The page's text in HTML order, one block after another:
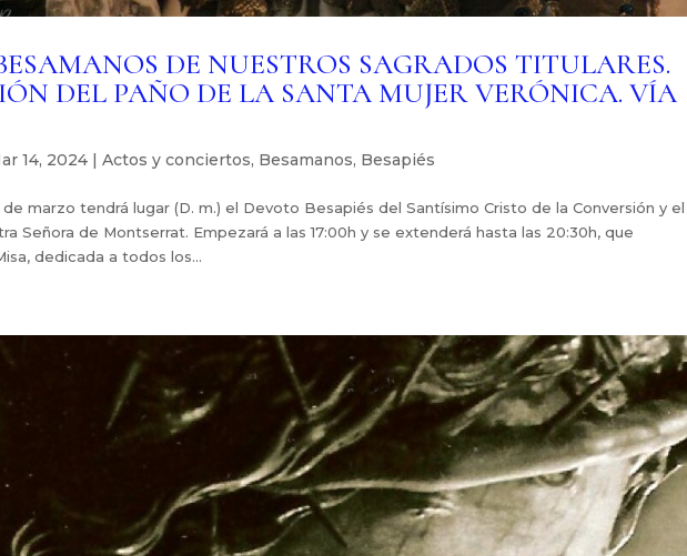
DE NUESTROS SAGRADOS TITULARES.
DEL PAÑO DE LA SANTA MUJER VERÓNICA. VÍA
14, 2024 |Actos y conciertos, Besamanos, Besapiés
de marzo tendrá lugar (D. m.) el Devoto Besapiés del Santísimo Cristo de la Conversión y el
Señora de Montserrat. Empezará a las 17:00h y se extenderá hasta las 20:30h, que
dedicada a todos los...